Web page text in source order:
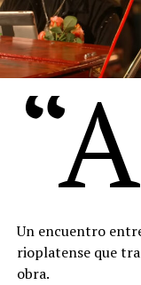
“Denisedescribe
mezclan con las
está pintando, con
pintura que
canta. Un cruce
artista plástico
“A
Un encuentro
rioplatense que
obra.